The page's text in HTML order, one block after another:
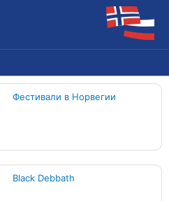
Фестивали в Норвегии
Black Debbath